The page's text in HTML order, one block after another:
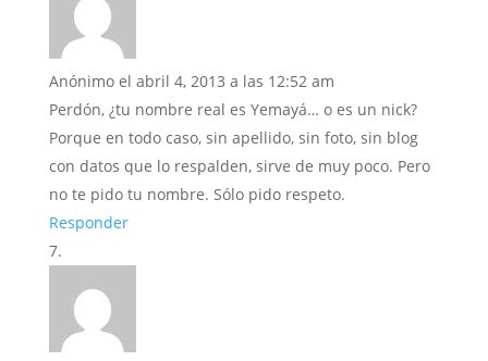
Anónimo el abril 4, 2013 a las 12:52 am
Perdón, ¿tu nombre real es Yemayá… o es un nick?
Porque en todo caso, sin apellido, sin foto, sin blog
con datos que lo respalden, sirve de muy poco. Pero
no te pido tu nombre. Sólo pido respeto.
Responder